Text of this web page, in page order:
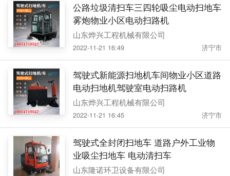
公路垃圾清扫车三四轮吸尘电动扫地车
雾炮物业小区电动扫路机
山东烨兴工程机械有限公司
2022-11-21 16:49 济宁市
驾驶式新能源扫地机车间物业小区道路
电动扫地机驾驶室电动扫路机
山东烨兴工程机械有限公司
2022-11-21 16:45 济宁市
驾驶式全封闭扫地车 道路户外工业物
业吸尘扫地车 电动清扫车
山东隆诺环卫设备有限公司